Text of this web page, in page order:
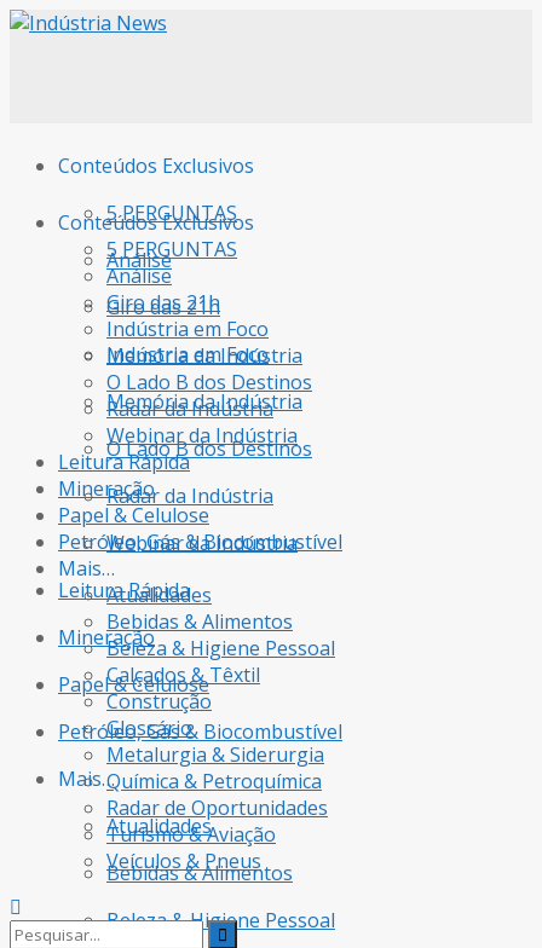
Conteúdos Exclusivos
5 PERGUNTAS
Análise
Giro das 21h
Indústria em Foco
Memória da Indústria
O Lado B dos Destinos
Radar da Indústria
Webinar da Indústria
Leitura Rápida
Mineração
Papel & Celulose
Petróleo, Gás & Biocombustível
Mais…
Atualidades
Bebidas & Alimentos
Beleza & Higiene Pessoal
Conteúdos Exclusivos
5 PERGUNTAS
Análise
Giro das 21h
Indústria em Foco
Memória da Indústria
O Lado B dos Destinos
Radar da Indústria
Webinar da Indústria
Leitura Rápida
Mineração
Papel & Celulose
Petróleo, Gás & Biocombustível
Mais…
Atualidades
Bebidas & Alimentos
Beleza & Higiene Pessoal
Calçados & Têxtil
Construção
Glossário
Metalurgia & Siderurgia
Química & Petroquímica
Radar de Oportunidades
Turismo & Aviação
Veículos & Pneus